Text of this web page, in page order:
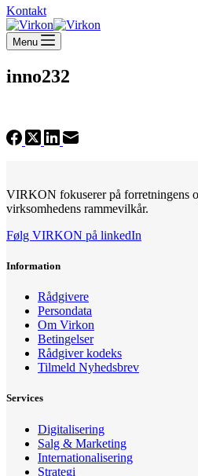
Kontakt
Menu
inno232
VIRKON fokuserer på forretningens
virksomhedens rammevilkår.
Følg VIRKON på linkedIn
Information
Rådgivere
Persondata
Om Virkon
Betingelser
Rådgiver kodeks
Tilmeld Nyhedsbrev
Services
Digitalisering
Salg & Marketing
Internationalisering
Strategi